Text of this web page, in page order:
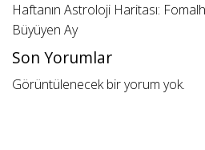
Haftanın Astroloji Haritası:
Büyüyen Ay
Son Yorumlar
Görüntülenecek bir yorum yok.